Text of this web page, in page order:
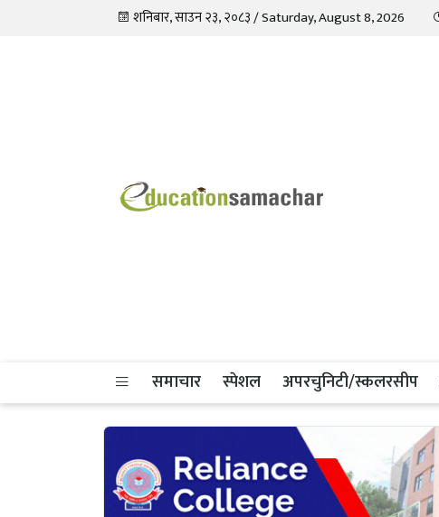
शनिबार, साउन २३, २०८३ / Saturday, August 8, 2026
समाचार स्पेशल अपरचुनिटी/स्कलरसीप